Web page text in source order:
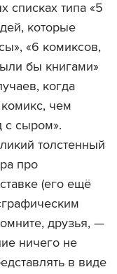
списках типа «5
которые
«6 комиксов,
бы книгами»
когда
чем
с сыром».
толстенный
про
(его ещё
друзья, —
ничего не
в виде